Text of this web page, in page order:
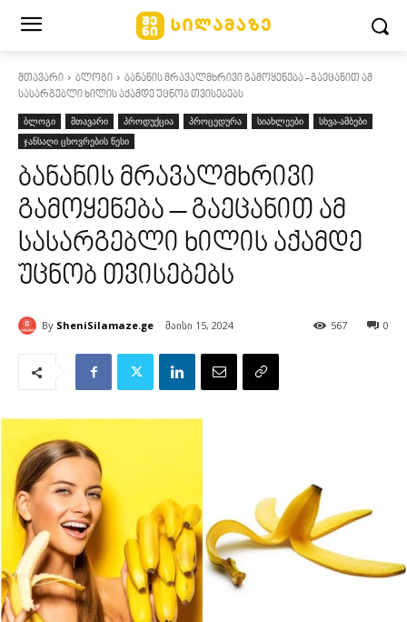
მთავარი ბლოგი
ბანანის მრავალმხრივი გამოყენება - გაეცანით ამ
სასარგებლი ხილის აქამდე უცნობ თვისებებს
ბლოგი მთავარი პროდუქცია პროცედურა სიახლეები
სხვა-ამბები
ჯანსაღი ცხოვრების წესი
ბანანის მრავალმხრივი
გამოყენება – გაეცანით ამ
სასარგებლი ხილის აქამდე
უცნობ თვისებებს
By SheniSilamaze.ge მაისი 15, 2024 0
567